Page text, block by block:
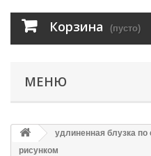
Корзина (пусто)
МЕНЮ
удлиненная блузка по
рисунком